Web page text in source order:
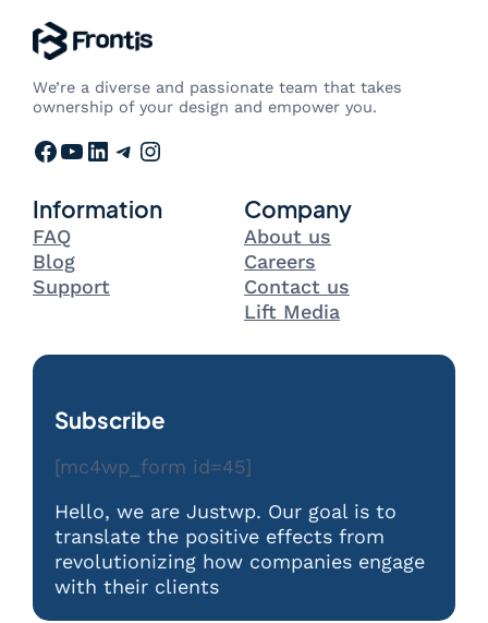
We’re a diverse and passionate team that takes
ownership of your design and empower you.
Facebook YouTube LinkedIn Telegram Instagram
Information
FAQ
Blog
Support
Company
About us
Careers
Contact us
Lift Media
Subscribe
[mc4wp_form id=45]
Hello, we are Justwp. Our goal is to
translate the positive effects from
revolutionizing how companies engage
with their clients